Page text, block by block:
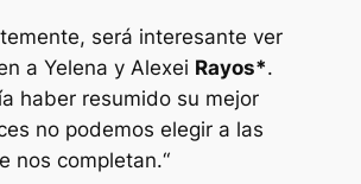
será interesante ver
a Yelena y Alexei Rayos*.
haber resumido su mejor
no podemos elegir a las
nos completan.“